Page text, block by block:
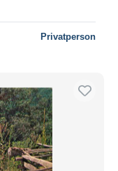
Privatperson